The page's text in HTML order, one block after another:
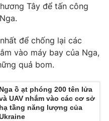
Tây để tấn công
để chống lại các
vào máy bay của Nga,
quả bom.
Nga ồ ạt phóng 200 tên lửa
UAV nhắm vào các cơ sở
hạ tầng năng lượng của